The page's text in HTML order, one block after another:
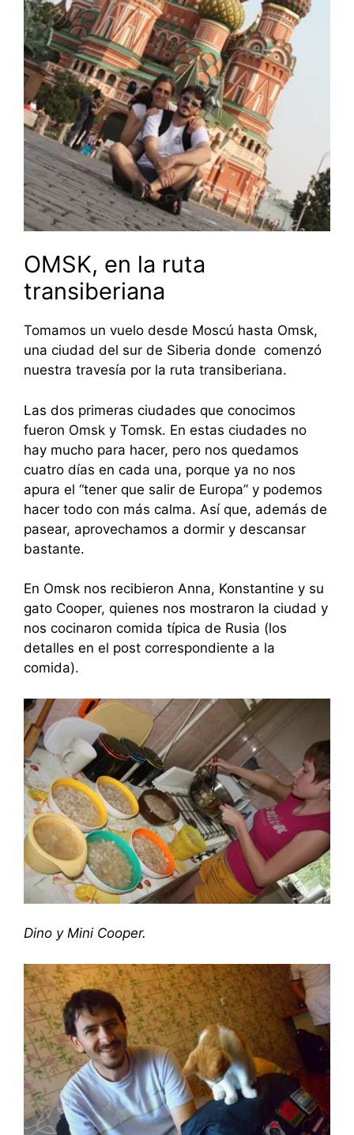
OMSK, en la ruta
transiberiana
Tomamos un vuelo desde Moscú hasta Omsk,
una ciudad del sur de Siberia donde comenzó
nuestra travesía por la ruta transiberiana.
Las dos primeras ciudades que conocimos
fueron Omsk y Tomsk. En estas ciudades no
hay mucho para hacer, pero nos quedamos
cuatro días en cada una, porque ya no nos
apura el “tener que salir de Europa” y podemos
hacer todo con más calma. Así que, además de
pasear, aprovechamos a dormir y descansar
bastante.
En Omsk nos recibieron Anna, Konstantine y su
gato Cooper, quienes nos mostraron la ciudad y
nos cocinaron comida típica de Rusia (los
detalles en el post correspondiente a la
comida).
Dino y Mini Cooper.